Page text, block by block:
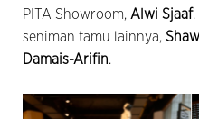
PITA Showroom, Alwi Sjaaf.
seniman tamu lainnya,
Damais-Arifin.